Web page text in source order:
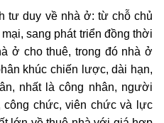
tư duy về nhà ở: từ chỗ chủ
sang phát triển đồng thời
ở cho thuê, trong đó nhà ở
khúc chiến lược, dài hạn,
nhất là công nhân, người
công chức, viên chức và lực